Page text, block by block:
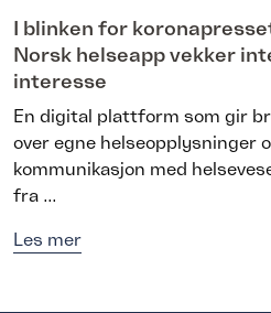
I blinken for
Norsk helseapp vekker
interesse
En digital plattform som gir
over egne helseopplysninger
kommunikasjon med
fra ...
Les mer